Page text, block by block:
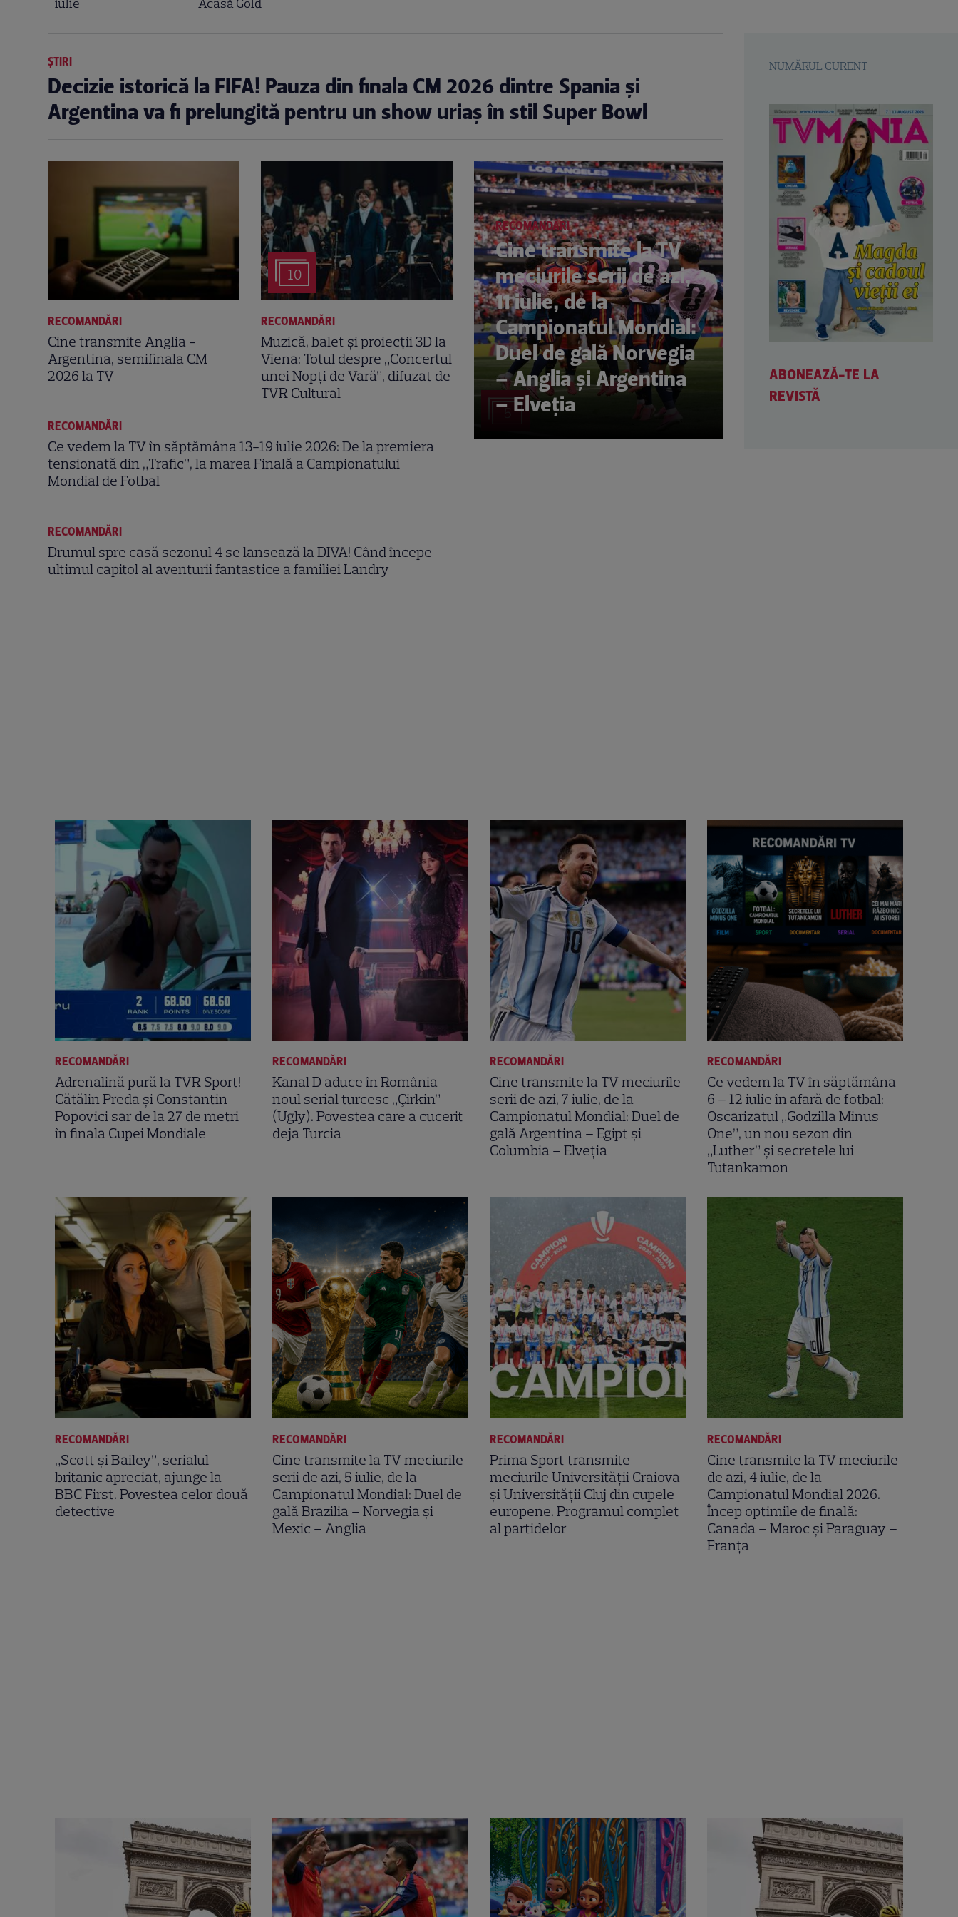
iulie Acasă Gold
ȘTIRI
Decizie istorică la FIFA! Pauza din finala CM 2026 dintre Spania și
Argentina va fi prelungită pentru un show uriaș în stil Super Bowl
RECOMANDĂRI
Cine transmite Anglia -
Argentina, semifinala CM
2026 la TV
10
RECOMANDĂRI
Muzică, balet și proiecții 3D la
Viena: Totul despre „Concertul
unei Nopți de Vară”, difuzat de
TVR Cultural
RECOMANDĂRI
Ce vedem la TV în săptămâna 13-19 iulie 2026: De la premiera
tensionată din „Trafic”, la marea Finală a Campionatului
Mondial de Fotbal
RECOMANDĂRI
Drumul spre casă sezonul 4 se lansează la DIVA! Când începe
ultimul capitol al aventurii fantastice a familiei Landry
5
RECOMANDĂRI
Cine transmite la TV
meciurile serii de azi,
11 iulie, de la
Campionatul Mondial:
Duel de gală Norvegia
– Anglia și Argentina
– Elveția
NUMĂRUL CURENT
ABONEAZĂ-TE LA
REVISTĂ
RECOMANDĂRI
Adrenalină pură la TVR Sport!
Cătălin Preda și Constantin
Popovici sar de la 27 de metri
în finala Cupei Mondiale
RECOMANDĂRI
Kanal D aduce în România
noul serial turcesc „Çirkin”
(Ugly). Povestea care a cucerit
deja Turcia
RECOMANDĂRI
Cine transmite la TV meciurile
serii de azi, 7 iulie, de la
Campionatul Mondial: Duel de
gală Argentina – Egipt și
Columbia – Elveția
RECOMANDĂRI
Ce vedem la TV în săptămâna
6 – 12 iulie în afară de fotbal:
Oscarizatul „Godzilla Minus
One”, un nou sezon din
„Luther” și secretele lui
Tutankamon
RECOMANDĂRI
„Scott și Bailey”, serialul
britanic apreciat, ajunge la
BBC First. Povestea celor două
detective
RECOMANDĂRI
Cine transmite la TV meciurile
serii de azi, 5 iulie, de la
Campionatul Mondial: Duel de
gală Brazilia – Norvegia și
Mexic – Anglia
RECOMANDĂRI
Prima Sport transmite
meciurile Universității Craiova
și Universității Cluj din cupele
europene. Programul complet
al partidelor
RECOMANDĂRI
Cine transmite la TV meciurile
de azi, 4 iulie, de la
Campionatul Mondial 2026.
Încep optimile de finală:
Canada – Maroc și Paraguay –
Franța